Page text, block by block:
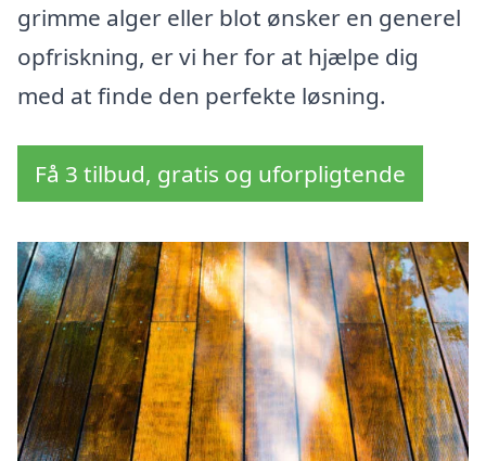
grimme alger eller blot ønsker en generel
opfriskning, er vi her for at hjælpe dig
med at finde den perfekte løsning.
Få 3 tilbud, gratis og uforpligtende